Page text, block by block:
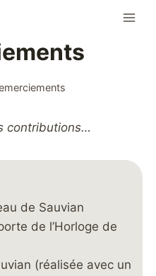
contributions…
de Sauvian
de l’Horloge de
(réalisée avec un